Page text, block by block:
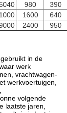
980
390
1600
640
2400 950
in de
werk
vrachtwagen-
werkvoertuigen,
volgende
laatste jaren,